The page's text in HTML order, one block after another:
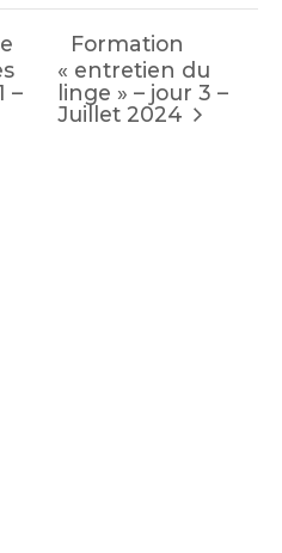
–
Formation
« entretien du
linge » – jour 3 –
Juillet 2024